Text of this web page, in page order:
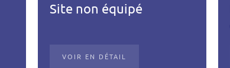
Site non équipé
VOIR EN DÉTAIL